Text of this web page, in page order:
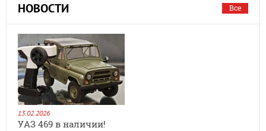
НОВОСТИ Все
13.02.2026
УАЗ 469 в наличии!